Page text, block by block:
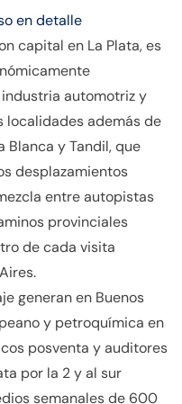
en detalle
capital en La Plata, es
automotriz y
localidades además de
Blanca y Tandil, que
desplazamientos
entre autopistas
provinciales
de cada visita
generan en Buenos
y petroquímica en
posventa y auditores
por la 2 y al sur
semanales de 600